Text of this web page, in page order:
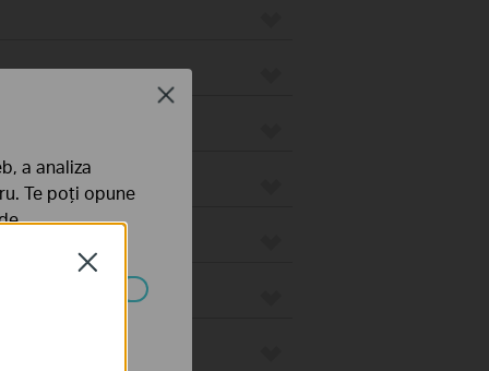
prin cablu
Wi-Fi
integrate
Close
a analiza
Te poți opune
Close